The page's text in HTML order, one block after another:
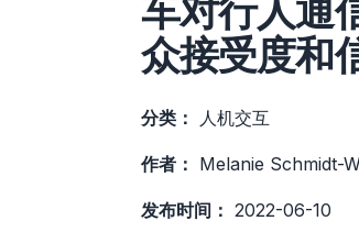
车对行人通
众接受度和
分类： 人机交互
作者： Melanie Schmidt-
发布时间： 2022-06-10